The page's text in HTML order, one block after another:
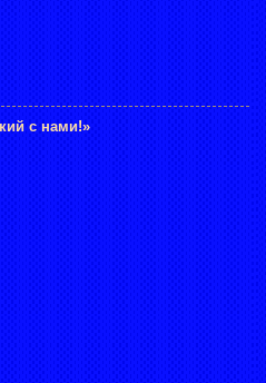
с нами!»